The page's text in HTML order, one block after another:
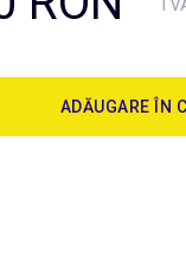
ADĂUGARE ÎN